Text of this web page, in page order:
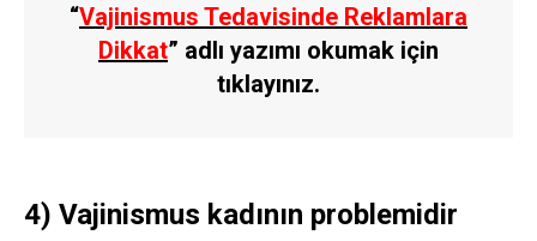
“Vajinismus Tedavisinde Reklamlara
Dikkat” adlı yazımı okumak için
tıklayınız.
4) Vajinismus kadının problemidir